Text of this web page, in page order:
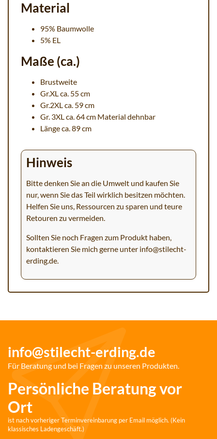
Material
95% Baumwolle
5% EL
Maße (ca.)
Brustweite
Gr.XL ca. 55 cm
Gr.2XL ca. 59 cm
Gr. 3XL ca. 64 cm Material dehnbar
Länge ca. 89 cm
Hinweis
Bitte denken Sie an die Umwelt und kaufen Sie
nur, wenn Sie das Teil wirklich besitzen möchten.
Helfen Sie uns, Ressourcen zu sparen und teure
Retouren zu vermeiden.
Sollten Sie noch Fragen zum Produkt haben,
kontaktieren Sie mich gerne unter info@stilecht-
erding.de.
info@stilecht-erding.de
Für Beratung und bei Fragen zu unseren Produkten.
Persönliche Beratung vor
Ort
ist nach vorheriger Terminvereinbarung per Email möglich. (Kein
klassisches Ladengeschäft.)